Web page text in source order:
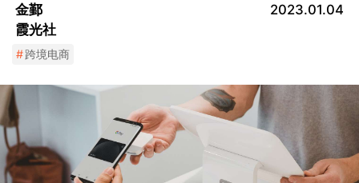
金鄞
霞光社
2023.01.04
#跨境电商